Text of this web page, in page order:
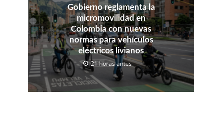
Gobierno reglamenta la
micromovilidad en
Colombia con nuevas
normas para vehículos
eléctricos livianos
21 horas antes